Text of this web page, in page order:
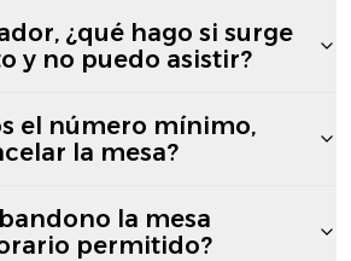
¿qué hago si surge
y no puedo asistir?
el número mínimo,
la mesa?
la mesa
permitido?